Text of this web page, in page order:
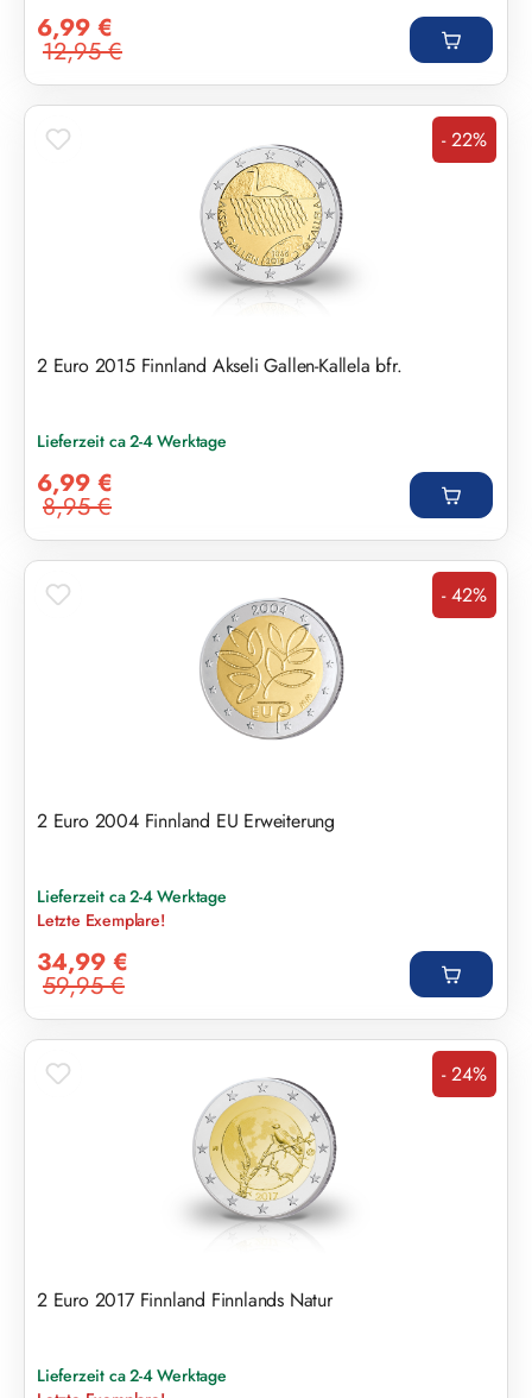
6,99 €
Regulärer Preis:
12,95 €
Rabatt
- 22%
2 Euro 2015 Finnland Akseli Gallen-Kallela bfr.
Lieferzeit ca 2-4 Werktage
6,99 €
Regulärer Preis:
8,95 €
Rabatt
- 42%
2 Euro 2004 Finnland EU Erweiterung
Lieferzeit ca 2-4 Werktage
Letzte Exemplare!
34,99 €
Regulärer Preis:
59,95 €
Rabatt
- 24%
2 Euro 2017 Finnland Finnlands Natur
Lieferzeit ca 2-4 Werktage